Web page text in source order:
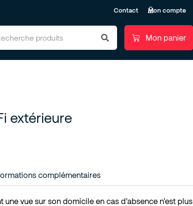
Contact Mon compte
extérieure
complémentaires
vue sur son domicile en cas d’absence n’est plus